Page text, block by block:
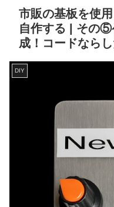
市販の基板を使
自作する | その⑤
成！コードなら
DIY